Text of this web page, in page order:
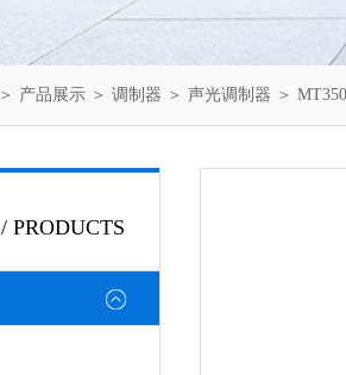
＞ 产品展示 ＞ 调制器 ＞ 声光调制器 ＞
/ PRODUCTS